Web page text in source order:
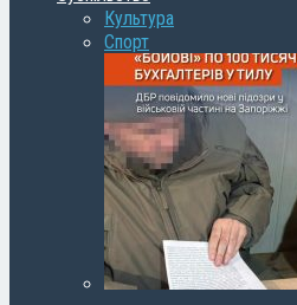
Культура
Спорт